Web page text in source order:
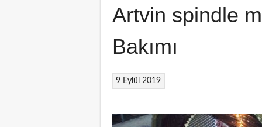
Artvin spindle
Bakımı
9 Eylül 2019